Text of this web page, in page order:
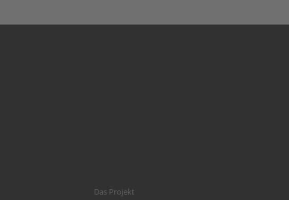
Das Projekt